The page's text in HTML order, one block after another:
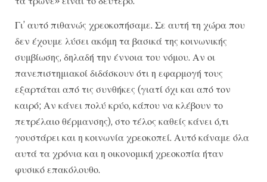
Γι’ αυτό πιθανώς χρεοκοπήσαμε. Σε αυτή τη χώρα που
δεν έχουμε λύσει ακόμη τα βασικά της κοινωνικής
συμβίωσης, δηλαδή την έννοια του νόμου. Αν οι
πανεπιστημιακοί διδάσκουν ότι η εφαρμογή τους
εξαρτάται από τις συνθήκες (γιατί όχι και από τον
καιρό; Αν κάνει πολύ κρύο, κάπου να κλέβουν το
πετρέλαιο θέρμανσης), στο τέλος καθείς κάνει ό,τι
γουστάρει και η κοινωνία χρεοκοπεί. Αυτό κάναμε όλα
αυτά τα χρόνια και η οικονομική χρεοκοπία ήταν
φυσικό επακόλουθο.